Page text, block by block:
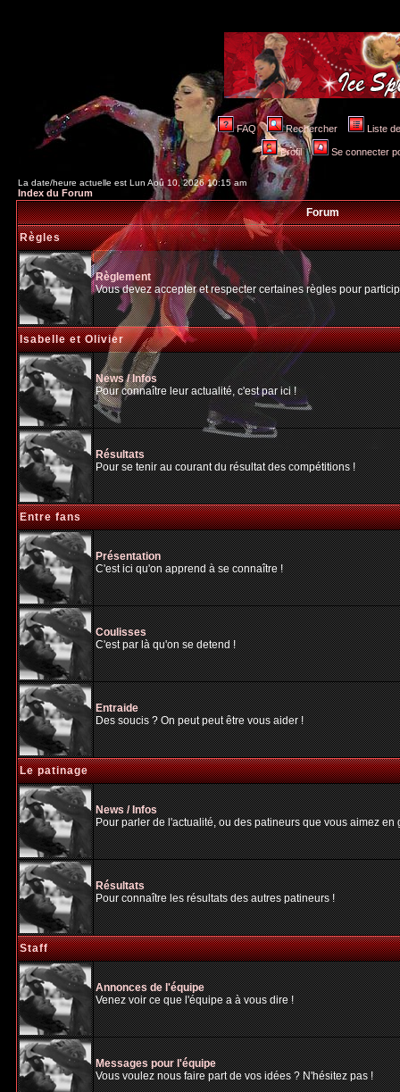
FAQ Rechercher Liste
Profil Se connecter
La date/heure actuelle est Lun Aoû 10, 2026 10:15 am
Index du Forum
Forum
Règles
Règlement
Vous devez accepter et respecter certaines règles pour
Isabelle et Olivier
News / Infos
Pour connaître leur actualité, c'est par ici !
Résultats
Pour se tenir au courant du résultat des compétitions !
Entre fans
Présentation
C'est ici qu'on apprend à se connaître !
Coulisses
C'est par là qu'on se detend !
Entraide
Des soucis ? On peut peut être vous aider !
Le patinage
News / Infos
Pour parler de l'actualité, ou des patineurs que vous aimez
Résultats
Pour connaître les résultats des autres patineurs !
Staff
Annonces de l'équipe
Venez voir ce que l'équipe a à vous dire !
Messages pour l'équipe
Vous voulez nous faire part de vos idées ? N'hésitez pas !